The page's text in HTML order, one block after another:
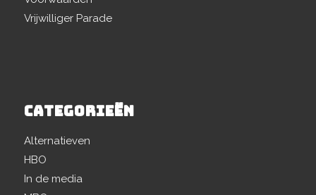
Vrijwilliger Parade
CATEGORIEËN
Alternatieven
HBO
In de media